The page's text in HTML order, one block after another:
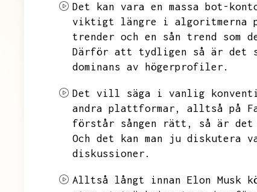
Det kan vara en massa bot-
viktigt längre i algoritmerna
trender och en sån trend som
Därför att tydligen så är det
dominans av högerprofiler.
Det vill säga i vanlig
andra plattformar,
alltså på
förstår sången rätt,
så är
Och det kan man ju diskutera
diskussioner.
Alltså långt innan Elon Musk